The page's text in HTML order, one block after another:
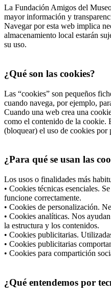
La Fundación Amigos del
mayor información y
Navegar por esta web implica
almacenamiento local estarán
su uso.
¿Qué son las cookies?
Las “cookies” son pequeños
cuando navega, por ejemplo,
Cuando una web crea una
como el contenido de la cookie.
(bloquear) el uso de cookies por
¿Para qué se usan las
Los usos o finalidades más
• Cookies técnicas esenciales.
funcione correctamente.
• Cookies de personalización.
• Cookies analíticas. Nos
la estructura y los contenidos.
• Cookies publicitarias.
• Cookies publicitarias
• Cookies para compartición
¿Qué entendemos por